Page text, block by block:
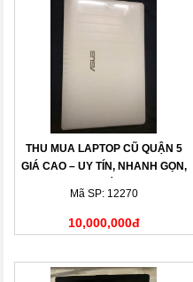
THU MUA LAPTOP CŨ QUẬN 5
GIÁ CAO – UY TÍN, NHANH GỌN,
Mã SP: 12270
10,000,000đ